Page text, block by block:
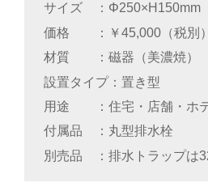
サイズ
Φ250×H150mm
価格
￥45,000（税別）
材質
磁器（美濃焼）
設置タイプ
置き型
用途
住宅・店舗・ホ
付属品
丸型排水栓
別売品
排水トラップは